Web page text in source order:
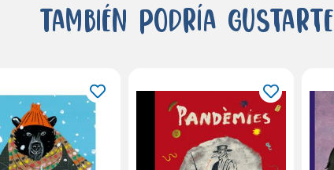
También podría gustarte...